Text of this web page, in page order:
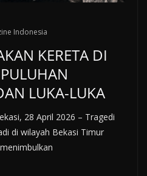
Indonesia
KERETA DI
LUKA-LUKA
28 April 2026 – Tragedi
di wilayah Bekasi Timur